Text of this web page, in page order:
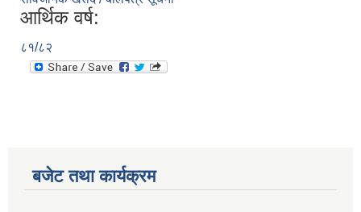
आर्थिक वर्ष:
८१/८२
बजेट तथा कार्यक्रम